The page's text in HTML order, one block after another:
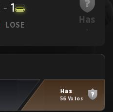
- 1
LOSE Has
-
Has
56 Votos